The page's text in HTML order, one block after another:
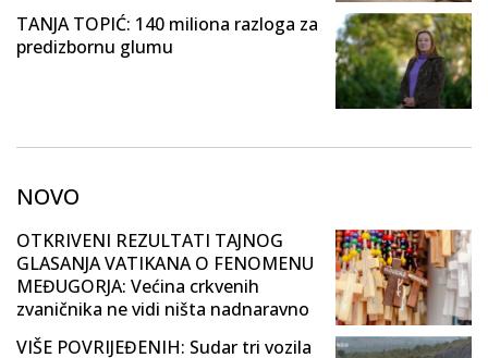
TANJA TOPIĆ: 140 miliona razloga za
predizbornu glumu
NOVO
OTKRIVENI REZULTATI TAJNOG
GLASANJA VATIKANA O FENOMENU
MEĐUGORJA: Većina crkvenih
zvaničnika ne vidi ništa nadnaravno
VIŠE POVRIJEĐENIH: Sudar tri vozila